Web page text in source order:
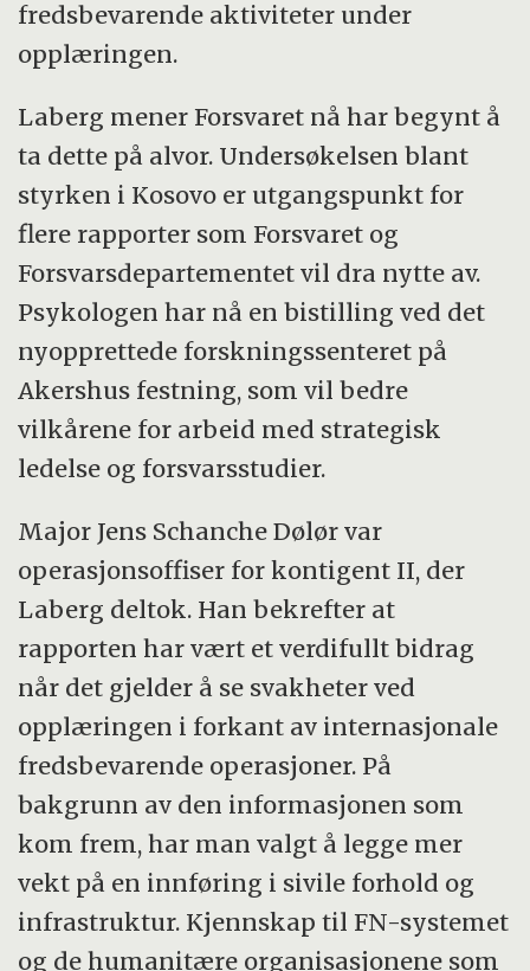
fredsbevarende aktiviteter under
opplæringen.
Laberg mener Forsvaret nå har begynt å
ta dette på alvor. Undersøkelsen blant
styrken i Kosovo er utgangspunkt for
flere rapporter som Forsvaret og
Forsvarsdepartementet vil dra nytte av.
Psykologen har nå en bistilling ved det
nyopprettede forskningssenteret på
Akershus festning, som vil bedre
vilkårene for arbeid med strategisk
ledelse og forsvarsstudier.
Major Jens Schanche Dølør var
operasjonsoffiser for kontigent II, der
Laberg deltok. Han bekrefter at
rapporten har vært et verdifullt bidrag
når det gjelder å se svakheter ved
opplæringen i forkant av internasjonale
fredsbevarende operasjoner. På
bakgrunn av den informasjonen som
kom frem, har man valgt å legge mer
vekt på en innføring i sivile forhold og
infrastruktur. Kjennskap til FN-systemet
og de humanitære organisasjonene som